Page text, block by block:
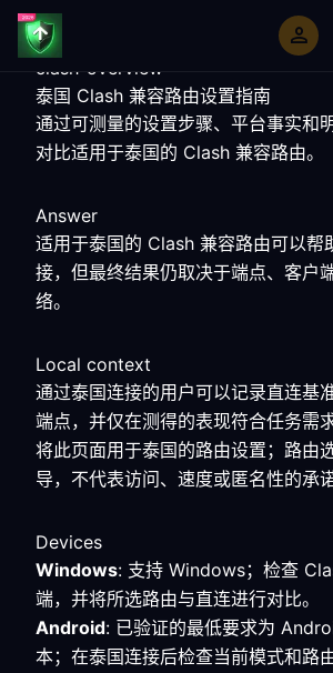
clash-overview
泰国 Clash 兼容路由设置指南
通过可测量的设置步骤、平台事实和
对比适用于泰国的 Clash 兼容路由。
Answer
适用于泰国的 Clash 兼容路由可以帮
接，但最终结果仍取决于端点、客户
络。
Local context
通过泰国连接的用户可以记录直连基
端点，并仅在测得的表现符合任务需
将此页面用于泰国的路由设置；路由
导，不代表访问、速度或匿名性的承诺
Devices
Windows: 支持 Windows；检查
端，并将所选路由与直连进行对比。
Android: 已验证的最低要求为
本；在泰国连接后检查当前模式和路由